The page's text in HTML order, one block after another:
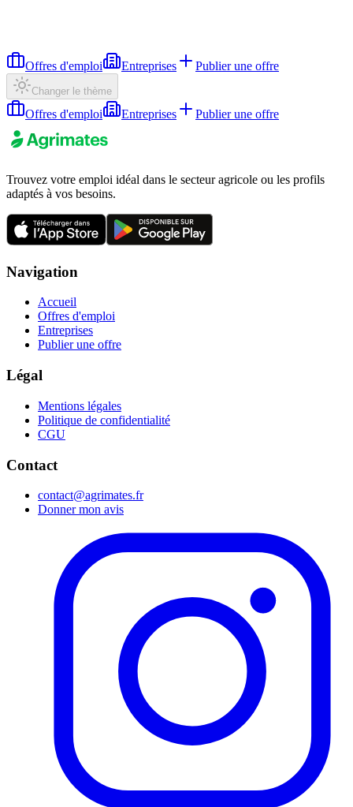
Offres d'emploi Entreprises Publier une offre
Changer le thème
Offres d'emploi Entreprises Publier une offre
Trouvez votre emploi idéal dans le secteur agricole ou les profils
adaptés à vos besoins.
Navigation
Accueil
Offres d'emploi
Entreprises
Publier une offre
Légal
Mentions légales
Politique de confidentialité
CGU
Contact
contact@agrimates.fr
Donner mon avis